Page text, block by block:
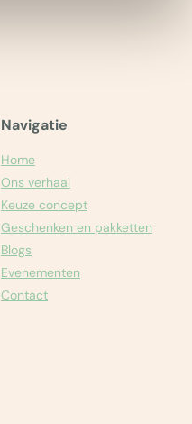
Navigatie
Home
Ons verhaal
Keuze concept
Geschenken en pakketten
Blogs
Evenementen
Contact